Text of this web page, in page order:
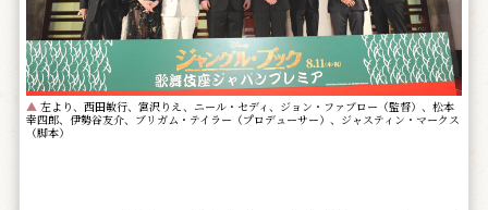
▲左より、西田敏行、宮沢りえ、ニール・セディ、ジョン・ファブロー（監督）、松本
幸四郎、伊勢谷友介、ブリガム・テイラー（プロデューサー）、ジャスティン・マークス
（脚本）